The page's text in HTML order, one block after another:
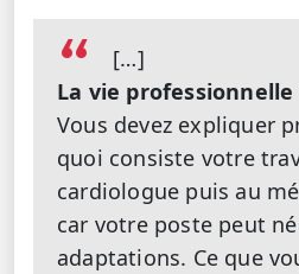
[…]
La vie professionnelle
Vous devez expliquer
quoi consiste votre
cardiologue puis au
car votre poste peut
adaptations. Ce que